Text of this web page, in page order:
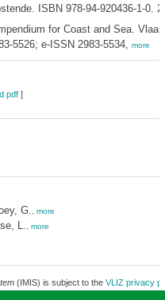
ISBN 978-94-920436-1-0.
for Coast and Sea.
5526; e-ISSN 2983-5534, more
pdf]
G. more
L. more
(IMIS) is subject to the VLIZ privacy